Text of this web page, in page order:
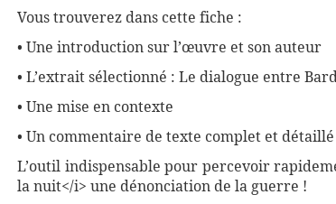
Vous trouverez dans cette fiche :
• Une introduction sur l’œuvre et son auteur
• L’extrait sélectionné : Le dialogue entre
• Une mise en contexte
• Un commentaire de texte complet et détaillé
L’outil indispensable pour percevoir
la nuit</i> une dénonciation de la guerre !